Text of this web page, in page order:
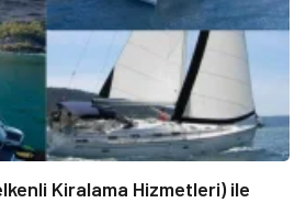
Kiralama Hizmetleri) ile